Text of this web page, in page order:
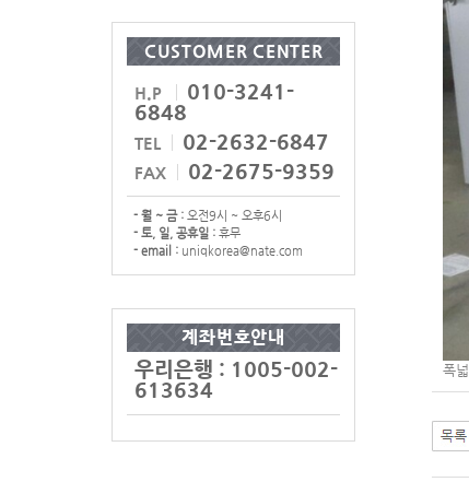
CUSTOMER CENTER
H.P
010-3241-
6848
TEL 02-2632-6847
FAX 02-2675-9359
- 월 ~ 금 : 오전9시 ~ 오후6시
- 토, 일, 공휴일 : 휴무
- email : uniqkorea@nate.com
계좌번호안내
우리은행 : 1005-002-
613634
폭